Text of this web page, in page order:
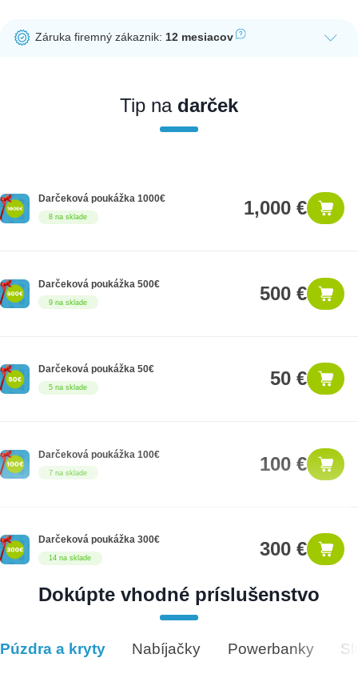
potrebná registrácia zákazníckeho účtu.
Záruka firemný zákaznik:12 mesiacov
nakupovať ako firemný zákazník, musíte sa pred nákupom
registrovať. Registrácia podlieha overeniu.
Tip nadarček
8 na sklade
Darčeková poukážka 1000€ 1,000 €
9 na sklade
Darčeková poukážka 500€ 500 €
5 na sklade
Darčeková poukážka 50€ 50 €
7 na sklade
Darčeková poukážka 100€ 100 €
14 na sklade
Darčeková poukážka 300€ 300 €
12 na sklade
Dokúpte vhodné príslušenstvo
Vhodné príslušenstvo
Púzdra a kryty Nabíjačky Powerbanky